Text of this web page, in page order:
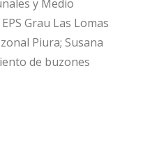
y Medio
Grau Las Lomas
Piura; Susana
de buzones